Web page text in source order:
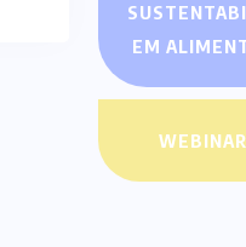
EM
WEBINAR